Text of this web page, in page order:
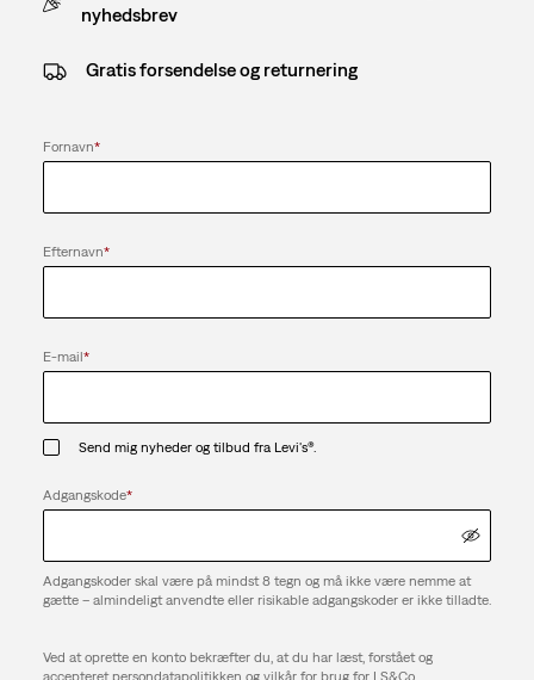
nyhedsbrev
Gratis forsendelse og returnering
Fornavn*
Efternavn*
E-mail*
Send mig nyheder og tilbud fra Levi's®.
Adgangskode*
Adgangskoder skal være på mindst 8 tegn og må ikke være nemme at
gætte – almindeligt anvendte eller risikable adgangskoder er ikke tilladte.
Ved at oprette en konto bekræfter du, at du har læst, forstået og
accepteret persondatapolitikken og vilkår for brug for LS&Co.